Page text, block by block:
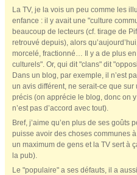
La TV, je la vois un peu comme les
enfance : il y avait une "culture
beaucoup de lecteurs (cf. tirage de
retrouvé depuis), alors
morcelé, fractionné… Il y a de plus
culturels". Or, qui dit "clans" dit
Dans un blog, par exemple, il n’est
un avis différent, ne serait-ce que sur
précis (on apprécie le blog, donc on
n’est pas d’accord avec tout).
Bref, j’aime qu’en plus de ses goûts
puisse avoir des choses communes
un maximum de gens et la TV sert à
la pub).
Le "populaire" a ses défauts, il a